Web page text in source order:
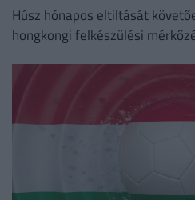
Húsz hónapos eltiltását
hongkongi felkészülési